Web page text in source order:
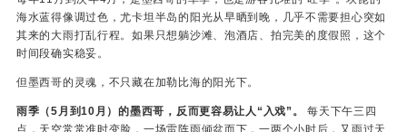
海水蓝得像调过色，尤卡坦半岛的阳光从早晒到晚，几乎不需要担心突如
其来的大雨打乱行程。如果只想躺沙滩、泡酒店、拍完美的度假照，这个
时间段确实稳妥。
但墨西哥的灵魂，不只藏在加勒比海的阳光下。
雨季（5月到10月）的墨西哥，反而更容易让人“入戏”。
每天下午三四